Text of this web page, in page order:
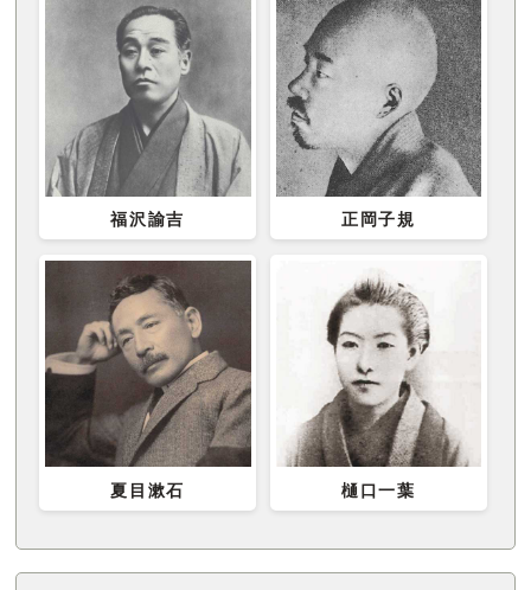
福沢諭吉 正岡子規
夏目漱石 樋口一葉